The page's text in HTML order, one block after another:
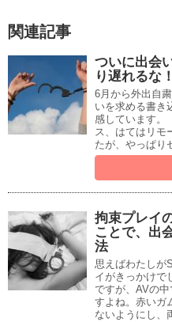
関連記事
ついに出会
り遅れるな！
6月から外出自
いを求める書き
感しています。
ス、はてはリモ
たが、やっぱり
拘束プレイ
ことで、出
法
思えばわたしが
イがきっかけで
ですが、AVの
すよね。赤いガ
ないようにし、